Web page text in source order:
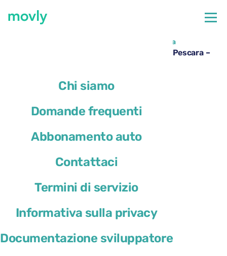
Chi siamo
Domande frequenti
Abbonamento auto
Contattaci
Termini di servizio
Informativa sulla privacy
Documentazione sviluppatore
Tutte le auto disponibili all'aeroporto di Pescara
Noleggio Cupra Formentor all’aeroporto di Pescara –
Cupra Formentor